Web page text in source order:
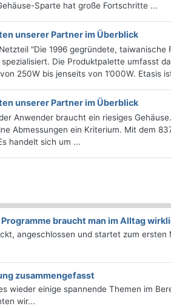
Sparte hat große Fortschritte ...
unserer Partner im Überblick
"Die 1996 gegründete,
Die Produktpalette umfasst
250W bis jenseits von 1’000W. Etasis
unserer Partner im Überblick
Anwender braucht ein riesiges
Abmessungen ein Kriterium. Mit dem
handelt sich um ...
braucht man im Alltag
angeschlossen und startet zum
zusammengefasst
wieder einige spannende Themen im
wir...